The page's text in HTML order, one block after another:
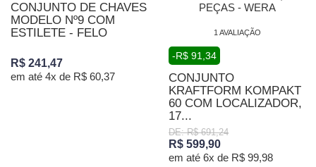
CONJUNTO DE CHAVES
MODELO Nº9 COM
ESTILETE - FELO
R$ 241,47
em até 4x de R$ 60,37
1 AVALIAÇÃO
-R$ 91,34
CONJUNTO
KRAFTFORM KOMPAKT
60 COM LOCALIZADOR,
17...
DE: R$ 691,24
R$ 599,90
em até 6x de R$ 99,98